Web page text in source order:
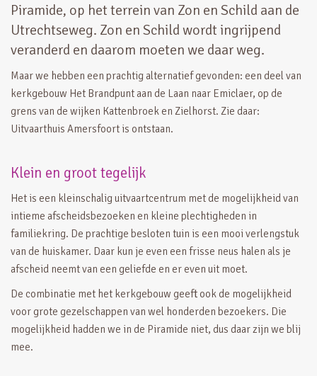
Piramide, op het terrein van Zon en Schild aan de
Utrechtseweg. Zon en Schild wordt ingrijpend
veranderd en daarom moeten we daar weg.
Maar we hebben een prachtig alternatief gevonden: een deel van
kerkgebouw Het Brandpunt aan de Laan naar Emiclaer, op de
grens van de wijken Kattenbroek en Zielhorst. Zie daar:
Uitvaarthuis Amersfoort is ontstaan.
Klein en groot tegelijk
Het is een kleinschalig uitvaartcentrum met de mogelijkheid van
intieme afscheidsbezoeken en kleine plechtigheden in
familiekring. De prachtige besloten tuin is een mooi verlengstuk
van de huiskamer. Daar kun je even een frisse neus halen als je
afscheid neemt van een geliefde en er even uit moet.
De combinatie met het kerkgebouw geeft ook de mogelijkheid
voor grote gezelschappen van wel honderden bezoekers. Die
mogelijkheid hadden we in de Piramide niet, dus daar zijn we blij
mee.